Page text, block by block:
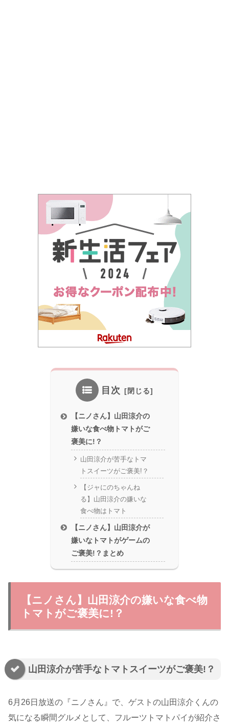
目次
【ニノさん】山田涼介の
嫌いな食べ物トマトがご
褒美に!？
山田涼介が苦手なトマ
トスイーツがご褒美!？
【ジャにのちゃんね
る】山田涼介の嫌いな
食べ物はトマト
【ニノさん】山田涼介が
嫌いなトマトがゲームの
ご褒美!？まとめ
【ニノさん】山田涼介の嫌いな食べ物
トマトがご褒美に!？
山田涼介が苦手なトマトスイーツがご褒美!？
6月26日放送の『ニノさん』で、ゲストの山田涼介くんの
気になる瞬間グルメとして、フルーツトマトパイが紹介さ